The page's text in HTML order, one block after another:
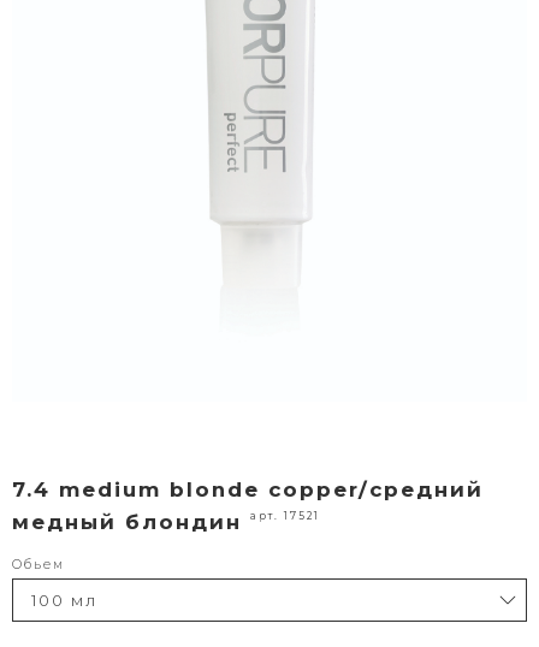
7.4 medium blonde copper/средний
медный блондин
арт. 17521
Обьем